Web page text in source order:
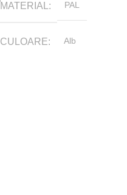
MATERIAL PAL
CULOARE Alb